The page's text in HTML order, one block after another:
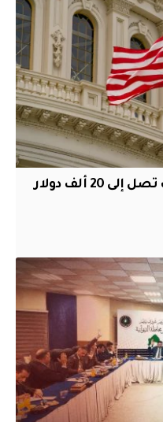
أميركا تقر سندات تأشيرات تصل إلى 20 ألف دولار